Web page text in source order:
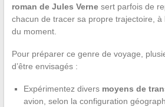
roman de Jules Vernesert parfois de
chacun de tracer sa propre trajectoire, à
du moment.
Pour préparer ce genre de voyage,
d’être envisagés :
Expérimentez divers moyens de
avion, selon la configuration